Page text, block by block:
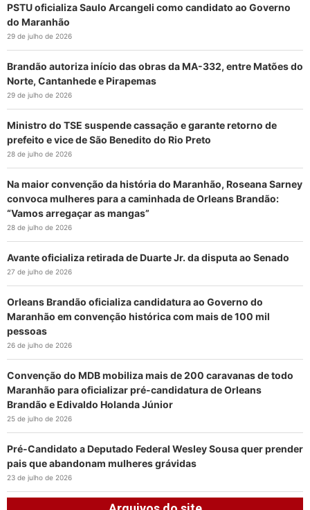
PSTU oficializa Saulo Arcangeli como candidato ao Governo
do Maranhão
29 de julho de 2026
Brandão autoriza início das obras da MA-332, entre Matões do
Norte, Cantanhede e Pirapemas
29 de julho de 2026
Ministro do TSE suspende cassação e garante retorno de
prefeito e vice de São Benedito do Rio Preto
28 de julho de 2026
Na maior convenção da história do Maranhão, Roseana Sarney
convoca mulheres para a caminhada de Orleans Brandão:
“Vamos arregaçar as mangas”
28 de julho de 2026
Avante oficializa retirada de Duarte Jr. da disputa ao Senado
27 de julho de 2026
Orleans Brandão oficializa candidatura ao Governo do
Maranhão em convenção histórica com mais de 100 mil
pessoas
26 de julho de 2026
Convenção do MDB mobiliza mais de 200 caravanas de todo
Maranhão para oficializar pré-candidatura de Orleans
Brandão e Edivaldo Holanda Júnior
25 de julho de 2026
Pré-Candidato a Deputado Federal Wesley Sousa quer prender
pais que abandonam mulheres grávidas
23 de julho de 2026